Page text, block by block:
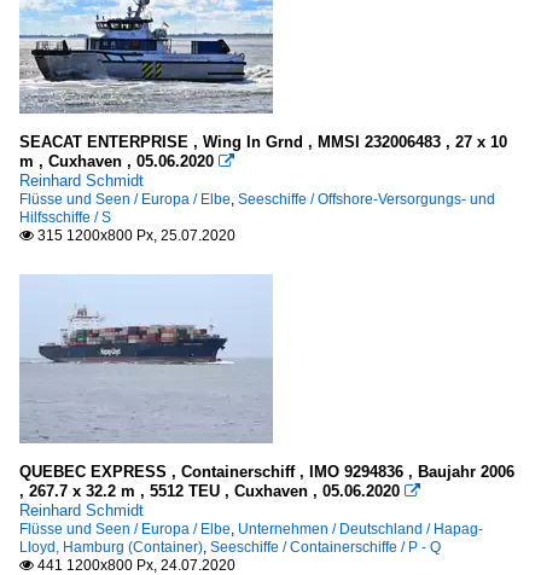
SEACAT ENTERPRISE , Wing In Grnd , MMSI 232006483 , 27 x 10
m , Cuxhaven , 05.06.2020 
Reinhard Schmidt
Flüsse und Seen / Europa / Elbe, Seeschiffe / Offshore-Versorgungs- und
Hilfsschiffe / S
 315 1200x800 Px, 25.07.2020
QUEBEC EXPRESS , Containerschiff , IMO 9294836 , Baujahr 2006
, 267.7 x 32.2 m , 5512 TEU , Cuxhaven , 05.06.2020 
Reinhard Schmidt
Flüsse und Seen / Europa / Elbe, Unternehmen / Deutschland / Hapag-
Lloyd, Hamburg (Container), Seeschiffe / Containerschiffe / P - Q
 441 1200x800 Px, 24.07.2020